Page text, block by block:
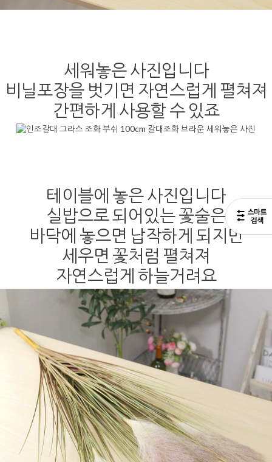
세워놓은 사진입니다
비닐포장을 벗기면 자연스럽게 펼쳐져
간편하게 사용할 수 있죠
테이블에 놓은 사진입니다
실밥으로 되어있는 꽃술은
바닥에 놓으면 납작하게 되지만
세우면 꽃처럼 펼쳐져
자연스럽게 하늘거려요